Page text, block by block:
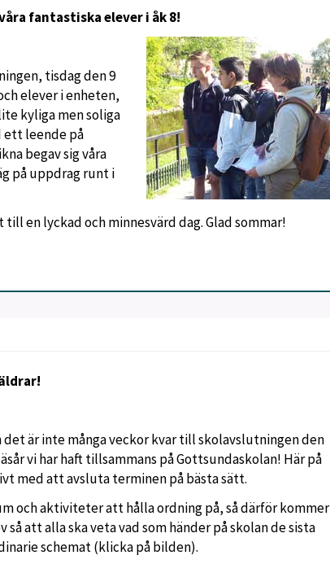
fantastiska elever i åk 8!
tisdag den 9
elever i enheten,
kyliga men soliga
ett leende på
begav sig våra
på uppdrag runt i
till en lyckad och minnesvärd dag. Glad sommar!
är inte många veckor kvar till skolavslutningen den
vi har haft tillsammans på Gottsundaskolan! Här på
med att avsluta terminen på bästa sätt.
och aktiviteter att hålla ordning på, så därför kommer
att alla ska veta vad som händer på skolan de sista
schemat (klicka på bilden).